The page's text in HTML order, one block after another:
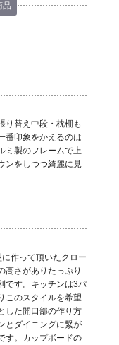
品
り替え中段・枕棚も
番印象をかえるのは
ミ製のフレームで上
ンをしつつ綺麗に見
作って頂いたクロー
高さがありたっぷり
です。キッチンは3パ
このスタイルを希望
した開口部の作り方
とダイニングに繋が
す。カップボードの